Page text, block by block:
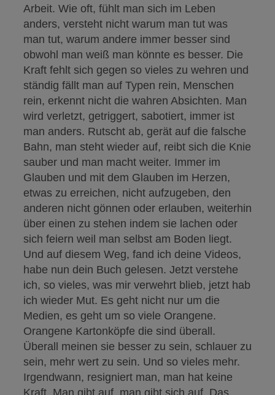
Arbeit. Wie oft, fühlt man sich im Leben
anders, versteht nicht warum man tut was
man tut, warum andere immer besser sind
obwohl man weiß man könnte es besser. Die
Kraft fehlt sich gegen so vieles zu wehren und
ständig fällt man auf Typen rein, Menschen
rein, erkennt nicht die wahren Absichten. Man
wird verletzt, getriggert, sabotiert, immer ist
man anders. Rutscht ab, gerät auf die falsche
Bahn, man steht wieder auf, reibt sich die Knie
sauber und man macht weiter. Immer im
Glauben und mit dem Glauben im Herzen,
etwas zu erreichen, nicht aufzugeben, den
anderen nicht gönnen oder erlauben, weiterhin
über einen zu stehen indem sie lachen oder
sich feiern weil man selbst am Boden liegt.
Und auf diesem Weg, fand ich deine Videos,
habe nun dein Buch gelesen. Jetzt verstehe
ich, so vieles, was mir verwehrt blieb, jetzt hab
ich wieder Mut. Es geht nicht nur um die
Medien, es geht um so viele Orangene.
Orangene Kartonköpfe die sind überall.
Überall meinen sie besser zu sein, schlauer zu
sein, mehr wert zu sein. Und so vieles mehr.
Irgendwann, resigniert man, man hat keine
Kraft. Man gibt auf, man gibt sich auf. Das